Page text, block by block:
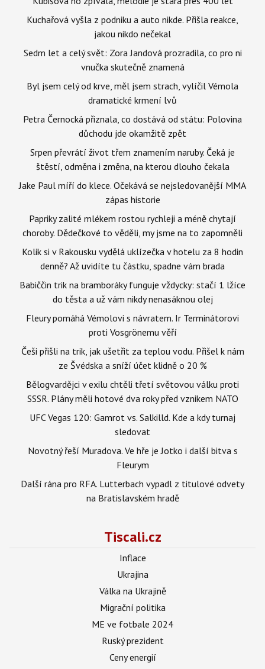
Kuchařová vyšla z podniku a auto nikde. Přišla reakce,
jakou nikdo nečekal
Sedm let a celý svět: Zora Jandová prozradila, co pro ni
vnučka skutečně znamená
Byl jsem celý od krve, měl jsem strach, vylíčil Vémola
dramatické krmení lvů
Petra Černocká přiznala, co dostává od státu: Polovina
důchodu jde okamžitě zpět
Srpen převrátí život třem znamením naruby. Čeká je
štěstí, odměna i změna, na kterou dlouho čekala
Jake Paul míří do klece. Očekává se nejsledovanější MMA
zápas historie
Papriky zalité mlékem rostou rychleji a méně chytají
choroby. Dědečkové to věděli, my jsme na to zapomněli
Kolik si v Rakousku vydělá uklízečka v hotelu za 8 hodin
denně? Až uvidíte tu částku, spadne vám brada
Babiččin trik na bramboráky funguje vždycky: stačí 1 lžíce
do těsta a už vám nikdy nenasáknou olej
Fleury pomáhá Vémolovi s návratem. Ir Terminátorovi
proti Vosgrönemu věří
Češi přišli na trik, jak ušetřit za teplou vodu. Přišel k nám
ze Švédska a sníží účet klidně o 20 %
Bělogvardějci v exilu chtěli třetí světovou válku proti
SSSR. Plány měli hotové dva roky před vznikem NATO
UFC Vegas 120: Gamrot vs. Salkilld. Kde a kdy turnaj
sledovat
Novotný řeší Muradova. Ve hře je Jotko i další bitva s
Fleurym
Další rána pro RFA. Lutterbach vypadl z titulové odvety
na Bratislavském hradě
Tiscali.cz
Inflace
Ukrajina
Válka na Ukrajině
Migrační politika
ME ve fotbale 2024
Ruský prezident
Ceny energií